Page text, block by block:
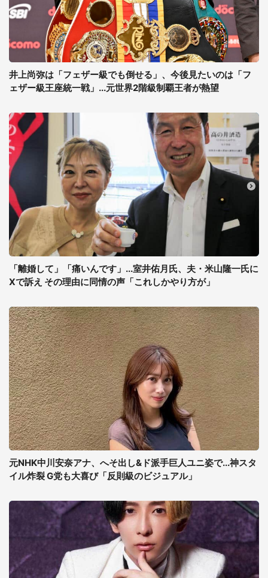
井上尚弥は「フェザー級でも倒せる」、今後見たいのは「フ
ェザー級王座統一戦」...元世界2階級制覇王者が熱望
「離婚して」「痛いんです」...室井佑月氏、夫・米山隆一氏に
Xで訴え その理由に同情の声「これしかやり方が」
元NHK中川安奈アナ、へそ出し&ド派手巨人ユニ姿で...神スタ
イル炸裂 G党も大喜び「反則級のビジュアル」